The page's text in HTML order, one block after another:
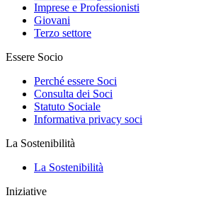
Imprese e Professionisti
Giovani
Terzo settore
Essere Socio
Perché essere Soci
Consulta dei Soci
Statuto Sociale
Informativa privacy soci
La Sostenibilità
La Sostenibilità
Iniziative